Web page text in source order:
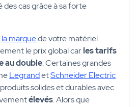
des cas grâce à sa forte
la marquede votre matériel
le prix global carles tarifs
au double. Certaines grandes
LegrandetSchneider Electric
solides et durables avec
élevés. Alors que